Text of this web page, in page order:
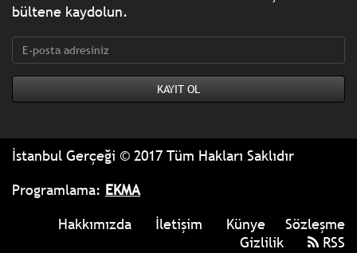
bültene kaydolun.
İstanbul Gerçeği © 2017 Tüm Hakları Saklıdır
Programlama: EKMA
Hakkımızda
İletişim Künye
Sözleşme
Gizlilik
RSS